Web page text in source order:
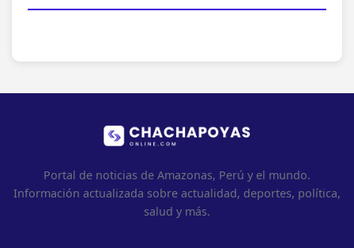
Portal de noticias de Amazonas, Perú y el mundo.
Información actualizada sobre actualidad, deportes, política,
salud y más.